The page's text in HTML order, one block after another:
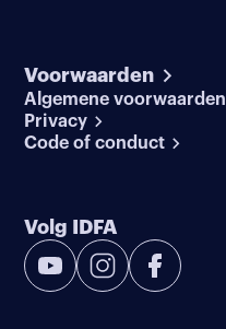
Voorwaarden
Algemene voorwaarden
Privacy
Code of conduct
Volg IDFA